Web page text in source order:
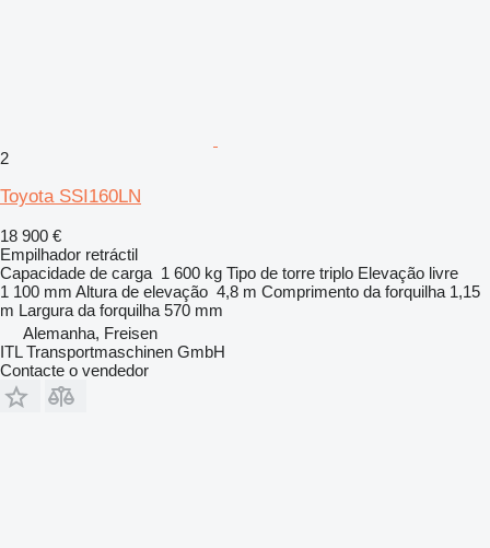
2
Toyota SSI160LN
18 900 €
Empilhador retráctil
Capacidade de carga 1 600 kg Tipo de torre triplo Elevação livre
1 100 mm Altura de elevação 4,8 m Comprimento da forquilha 1,15
m Largura da forquilha 570 mm
Alemanha, Freisen
ITL Transportmaschinen GmbH
Contacte o vendedor